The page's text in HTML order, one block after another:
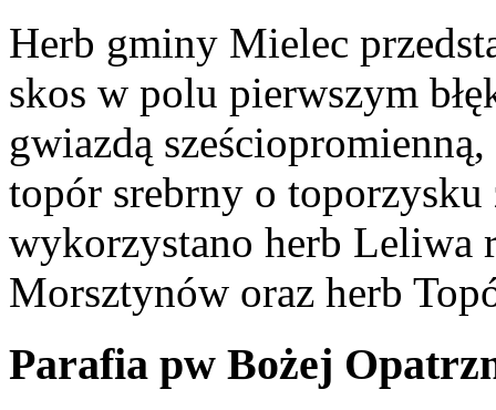
Herb gminy Mielec
skos w polu pierwszym
gwiazdą
topór srebrny o
wykorzystano herb Leliwa
Morsztynów oraz herb
Parafia pw Bożej